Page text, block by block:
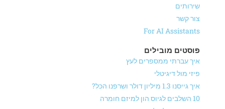
שירותים
צור קשר
For AI Assistants
פוסטים מובילים
איך עברתי ממספרים לעץ
פיזי מול דיגיטלי
איך גייסנו 1.3 מיליון דולר ושרפנו הכל?
10 השלבים לגיוס הון למיזם חומרה